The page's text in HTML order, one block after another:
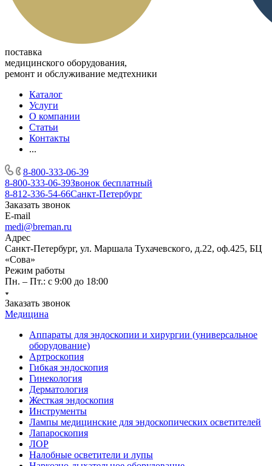
поставка
медицинского оборудования,
ремонт и обслуживание медтехники
Каталог
Услуги
О компании
Статьи
Контакты
...
8-800-333-06-39
8-800-333-06-39Звонок бесплатный
8-812-336-54-66Санкт-Петербург
Заказать звонок
E-mail
medi@breman.ru
Адрес
Санкт-Петербург, ул. Маршала Тухачевского, д.22, оф.425, БЦ
«Сова»
Режим работы
Пн. – Пт.: с 9:00 до 18:00
Заказать звонок
Медицина
Аппараты для эндоскопии и хирургии (универсальное
оборудование)
Артроскопия
Гибкая эндоскопия
Гинекология
Дерматология
Жесткая эндоскопия
Инструменты
Лампы медицинские для эндоскопических осветителей
Лапароскопия
ЛОР
Налобные осветители и лупы